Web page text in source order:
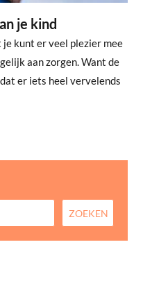
je kind
je kunt er veel plezier mee
aan zorgen. Want de
er iets heel vervelends